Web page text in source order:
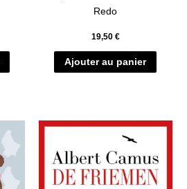
Redo
19,50 €
Ajouter au panier